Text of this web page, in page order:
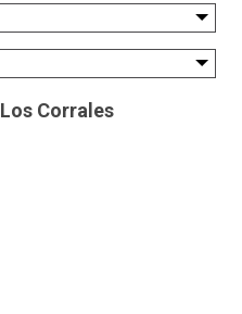
Los Corrales